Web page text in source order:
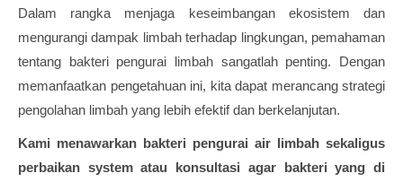
Dalam rangka menjaga keseimbangan ekosistem dan
mengurangi dampak limbah terhadap lingkungan, pemahaman
tentang bakteri pengurai limbah sangatlah penting. Dengan
memanfaatkan pengetahuan ini, kita dapat merancang strategi
pengolahan limbah yang lebih efektif dan berkelanjutan.
Kami menawarkan bakteri pengurai air limbah sekaligus
perbaikan system atau konsultasi agar bakteri yang di